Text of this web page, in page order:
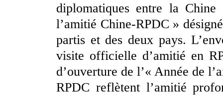
diplomatiques entre la
l’amitié Chine-RPDC »
partis et des deux pays.
visite officielle d’amitié en
d’ouverture de l’« Année de
RPDC reflètent l’amitié